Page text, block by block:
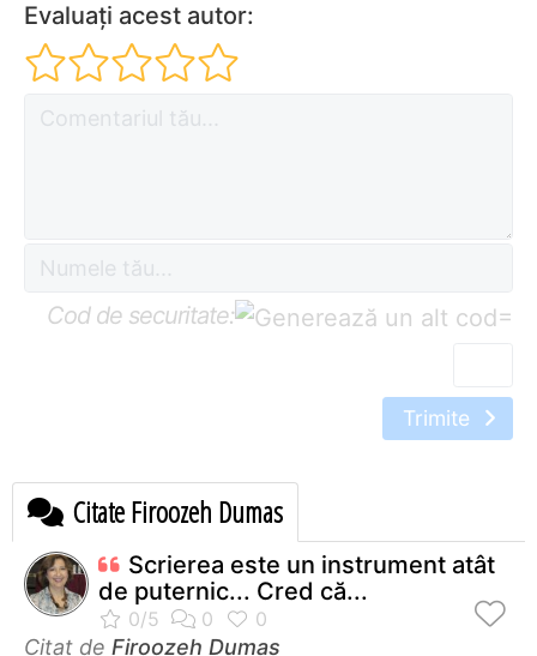
Evaluați acest autor:
Cod de securitate: =
Trimite
Citate Firoozeh Dumas
Scrierea este un instrument atât
de puternic... Cred că...
Citat de Firoozeh Dumas